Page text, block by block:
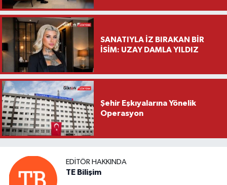
Ziyareti
SANATIYLA İZ BIRAKAN BİR
İSİM: UZAY DAMLA YILDIZ
Şehir Eşkıyalarına Yönelik
Operasyon
EDITÖR HAKKINDA
TE Bilişim